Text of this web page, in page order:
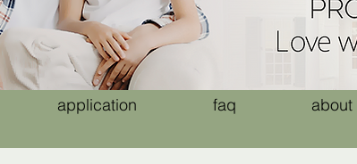
application faq about